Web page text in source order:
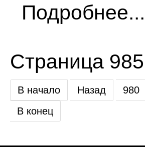
Подробнее...
Страница
В начало Назад 980
В конец